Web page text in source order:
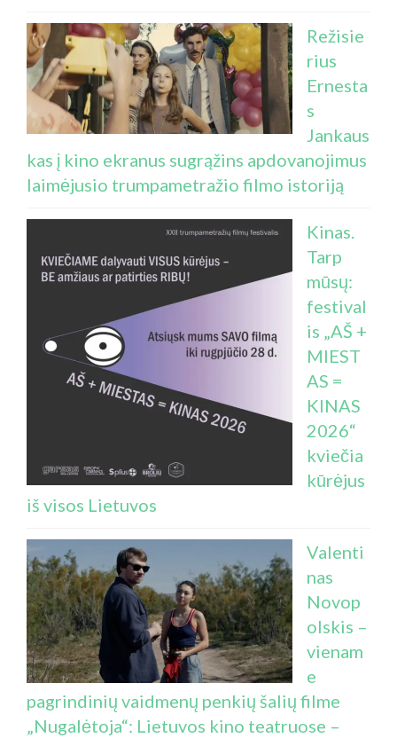
Režisie
rius
Ernesta
s
Jankaus
kas į kino ekranus sugrąžins apdovanojimus
laimėjusio trumpametražio filmo istoriją
Kinas.
Tarp
mūsų:
festival
is „AŠ +
MIEST
AS =
KINAS
2026“
kviečia
kūrėjus
iš visos Lietuvos
Valenti
nas
Novop
olskis –
vienam
e
pagrindinių vaidmenų penkių šalių filme
„Nugalėtoja“: Lietuvos kino teatruose –